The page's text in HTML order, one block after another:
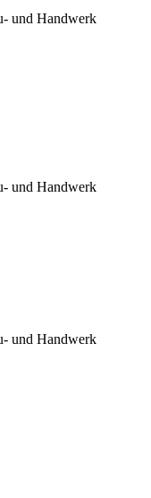
und Handwerk
und Handwerk
und Handwerk